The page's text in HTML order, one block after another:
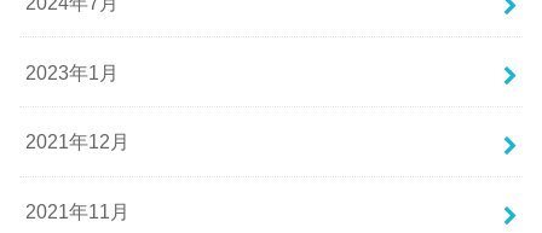
2023年1月
2021年12月
2021年11月